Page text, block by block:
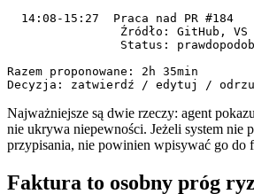
  14:08-15:27  Praca nad PR #184
Źródło: GitHub, VS
Status:
Razem proponowane: 2h 35min
Decyzja: zatwierdź / edytuj /
Najważniejsze są dwie rzeczy: agent
nie ukrywa niepewności. Jeżeli system nie
przypisania, nie powinien wpisywać go do
Faktura to osobny próg